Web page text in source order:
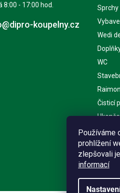
Používáme
prohlížení
zlepšovali
informací
8:00 - 17:00 hod.
koupelny.cz
Sprchy
Wedi
WC
Čisticí
Nářadí